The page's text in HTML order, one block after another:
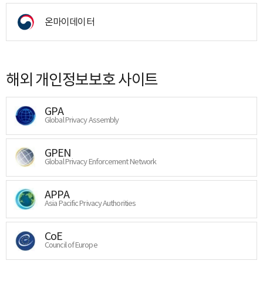
온마이데이터
해외 개인정보보호 사이트
GPA
Global Privacy Assembly
GPEN
Global Privacy Enforcement Network
APPA
Asia Pacific Privacy Authorities
CoE
Council of Europe